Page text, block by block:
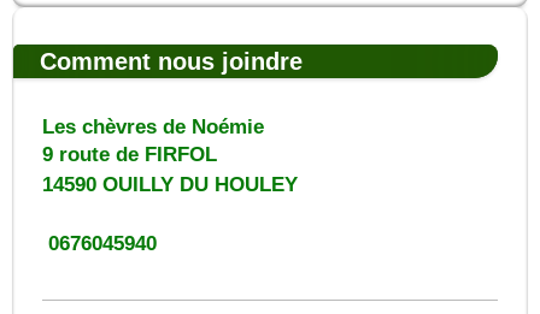
Comment nous joindre
Les chèvres de Noémie
9 route de FIRFOL
14590 OUILLY DU HOULEY
0676045940